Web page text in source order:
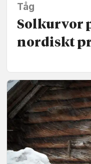
Tåg
Solkurvor
nordiskt